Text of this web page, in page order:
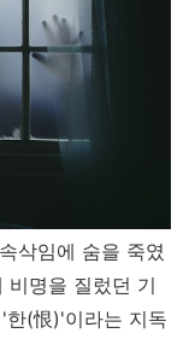
삭임에 숨을 죽였
비명을 질렀던 기
(恨)'이라는 지독